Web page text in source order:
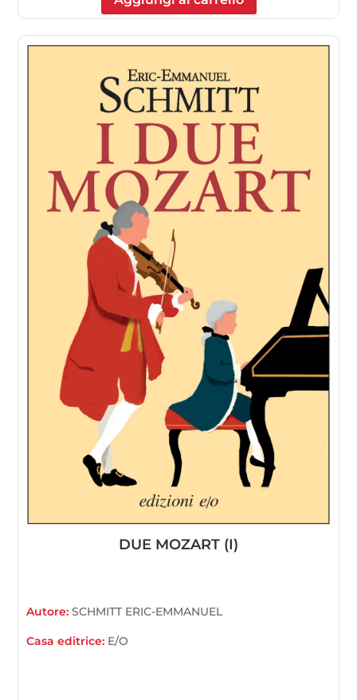
DUE MOZART (I)
Autore:SCHMITT ERIC-EMMANUEL
Casa editrice: E/O